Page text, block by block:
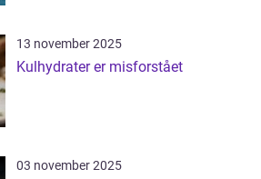
13 november 2025
Kulhydrater er misforstået
03 november 2025